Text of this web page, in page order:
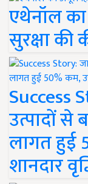
एथेनॉल
सुरक्षा की
Success
उत्पादों से
लागत हुई
शानदार